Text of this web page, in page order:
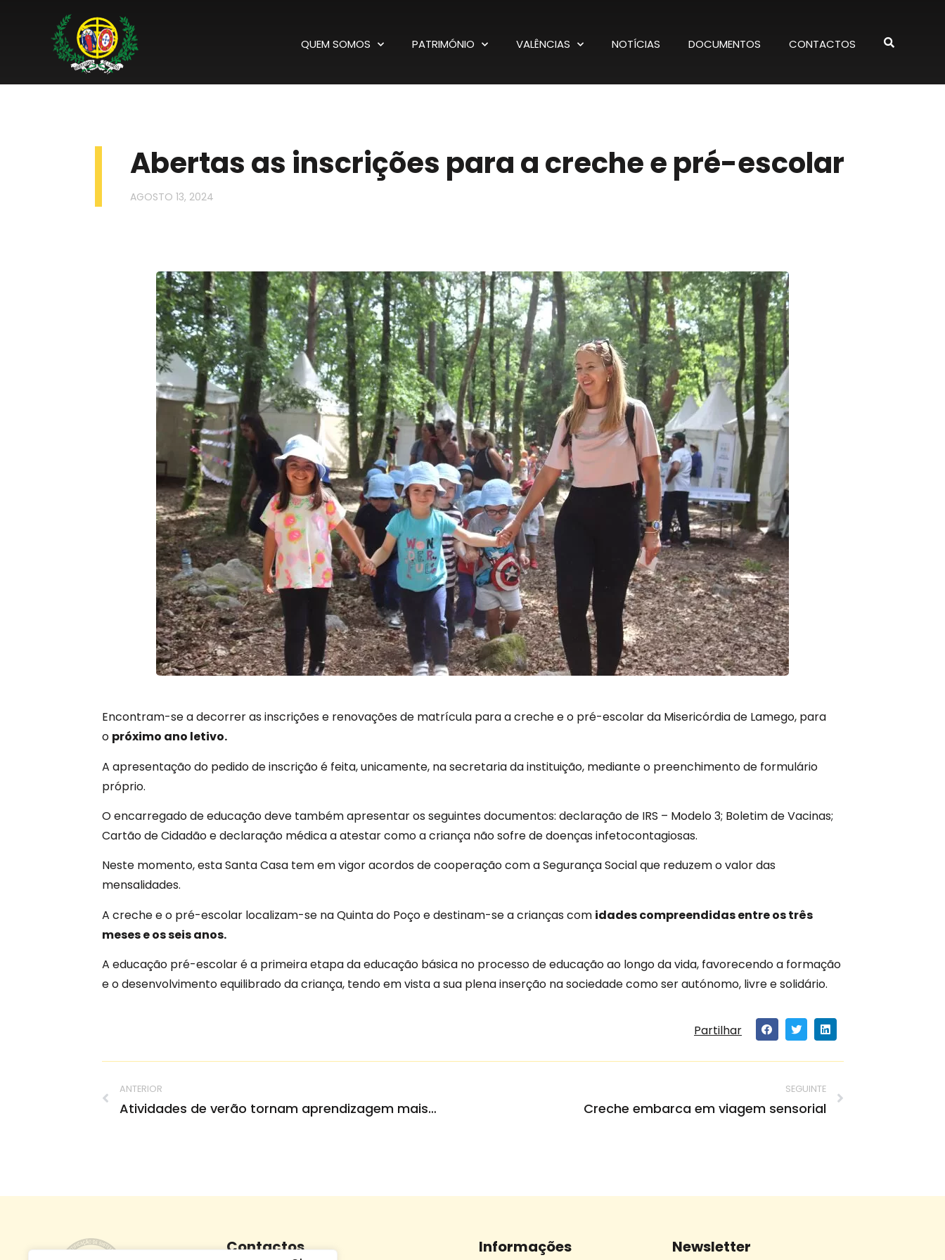
QUEM SOMOS PATRIMÓNIO VALÊNCIAS NOTÍCIAS DOCUMENTOS CONTACTOS
Abertas as inscrições para a creche e pré-escolar
AGOSTO 13, 2024
Encontram-se a decorrer as inscrições e renovações de matrícula para a creche e o pré-escolar da Misericórdia de Lamego, para
o próximo ano letivo.
A apresentação do pedido de inscrição é feita, unicamente, na secretaria da instituição, mediante o preenchimento de formulário
próprio.
O encarregado de educação deve também apresentar os seguintes documentos: declaração de IRS – Modelo 3; Boletim de Vacinas;
Cartão de Cidadão e declaração médica a atestar como a criança não sofre de doenças infetocontagiosas.
Neste momento, esta Santa Casa tem em vigor acordos de cooperação com a Segurança Social que reduzem o valor das
mensalidades.
A creche e o pré-escolar localizam-se na Quinta do Poço e destinam-se a crianças com idades compreendidas entre os três
meses e os seis anos.
A educação pré-escolar é a primeira etapa da educação básica no processo de educação ao longo da vida, favorecendo a formação
e o desenvolvimento equilibrado da criança, tendo em vista a sua plena inserção na sociedade como ser autónomo, livre e solidário.
Partilhar
ANTERIOR
Atividades de verão tornam aprendizagem mais divertida
SEGUINTE
Creche embarca em viagem sensorial
Contactos Informações Newsletter